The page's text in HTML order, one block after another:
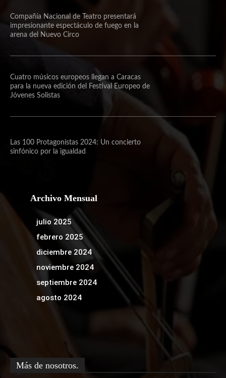
Compañía Nacional de Teatro presentará
impresionante espectáculo de fuego en la
arena del Nuevo Circo
Cuatro músicos europeos llegan a Caracas
para la nueva edición del Festival Europeo de
Jóvenes Solistas
Las 100 Protagonistas 2024: Un concierto
sinfónico por la igualdad
Archivo Mensual
julio 2025
febrero 2025
diciembre 2024
noviembre 2024
septiembre 2024
agosto 2024
Más de nosotros.